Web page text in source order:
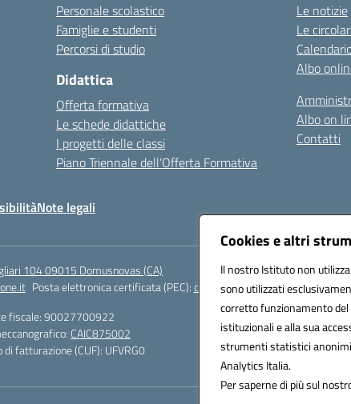
Cookies e altri
Il nostro Istituto non
sono utilizzati
corretto funzionamento
istituzionali e alla sua
strumenti statistici
Analytics Italia.
Per saperne di più sul
Personale scolastico
Famiglie e studenti
Percorsi di studio
Didattica
Offerta formativa
Le schede didattiche
I progetti delle classi
Piano Triennale dell’Offerta Formativa
Le notizie
Le circolari
Albo
Albo on
Contatti
Note legali
104 09015 Domusnovas (CA)
Posta elettronica certificata (PEC):caic875002@pec.istruzione.it
fiscale: 90027700922
CAIC875002
di fatturazione (CUF): UFVRG0